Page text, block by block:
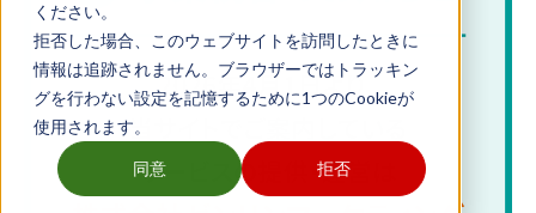
ください。
拒否した場合、このウェブサイトを訪問したときに
情報は追跡されません。ブラウザーではトラッキン
グを行わない設定を記憶するために1つのCookieが
使用されます。
同意 拒否